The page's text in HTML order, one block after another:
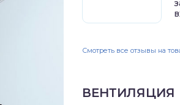
Смотреть все отзывы на
ВЕНТИЛЯЦИЯ